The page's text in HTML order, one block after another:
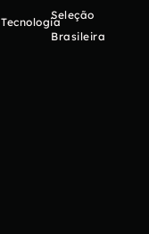
Tecnologia
Seleção
Brasileira